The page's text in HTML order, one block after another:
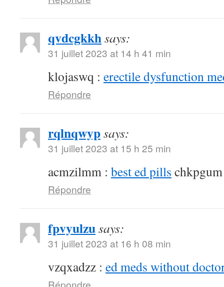
qvdcgkkhsays:
31 juillet 2023 at 14 h 41 min
klojaswq : erectile dysfunction
Répondre
rqlnqwypsays:
31 juillet 2023 at 15 h 25 min
acmzilmm : best ed pills chkpgum
Répondre
fpvyulzusays:
31 juillet 2023 at 16 h 08 min
vzqxadzz : ed meds without